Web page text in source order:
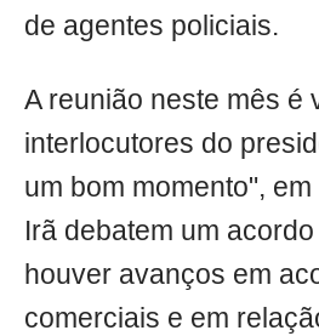
de agentes policiais.
A reunião neste mês é
interlocutores do
um bom momento",
Irã debatem um
houver avanços em
comerciais e em